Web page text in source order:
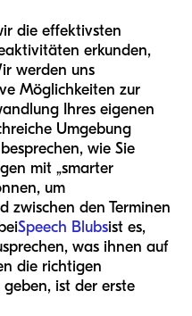
die effektivsten
erkunden,
werden uns
Möglichkeiten zur
Ihres eigenen
Umgebung
wie Sie
mit „smarter
um
zwischen den Terminen
Speech Blubsist es,
was ihnen auf
die richtigen
ist der erste